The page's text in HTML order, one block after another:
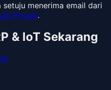
menerima email dari
Privasi.
& IoT Sekarang